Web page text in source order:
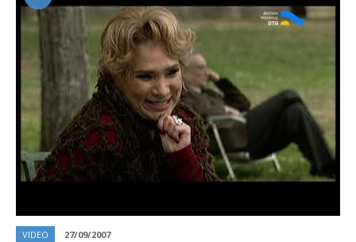
VIDEO 27/09/2007